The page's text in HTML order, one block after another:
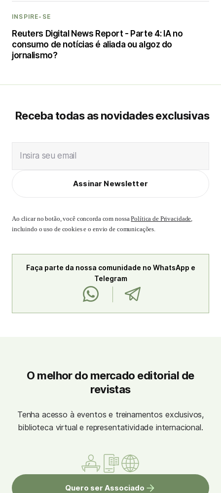
INSPIRE-SE
Reuters Digital News Report - Parte 4: IA no
consumo de notícias é aliada ou algoz do
jornalismo?
Receba todas as novidades exclusivas
Insira seu email
Assinar Newsletter
Ao clicar no botão, você concorda com nossaPolítica de Privacidade,
incluindo o uso de cookies e o envio de comunicações.
Faça parte da nossa comunidade no WhatsApp e
Telegram
O melhor do mercado editorial de
revistas
Tenha acesso à eventos e treinamentos exclusivos,
biblioteca virtual e representatividade internacional.
Quero ser Associado